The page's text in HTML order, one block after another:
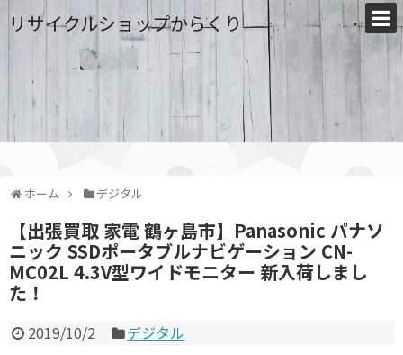
リサイクルショップからくり
ホーム デジタル
【出張買取 家電 鶴ヶ島市】Panasonic パナソ
ニック SSDポータブルナビゲーション CN-
MC02L 4.3V型ワイドモニター 新入荷しまし
た！
2019/10/2
デジタル